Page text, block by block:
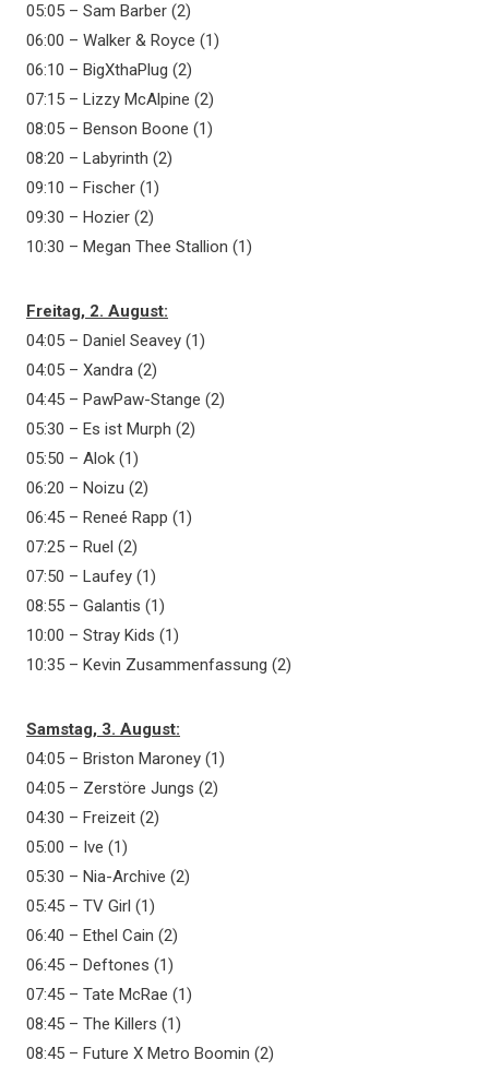
05:05 – Sam Barber (2)
06:00 – Walker & Royce (1)
06:10 – BigXthaPlug (2)
07:15 – Lizzy McAlpine (2)
08:05 – Benson Boone (1)
08:20 – Labyrinth (2)
09:10 – Fischer (1)
09:30 – Hozier (2)
10:30 – Megan Thee Stallion (1)
Freitag, 2. August:
04:05 – Daniel Seavey (1)
04:05 – Xandra (2)
04:45 – PawPaw-Stange (2)
05:30 – Es ist Murph (2)
05:50 – Alok (1)
06:20 – Noizu (2)
06:45 – Reneé Rapp (1)
07:25 – Ruel (2)
07:50 – Laufey (1)
08:55 – Galantis (1)
10:00 – Stray Kids (1)
10:35 – Kevin Zusammenfassung (2)
Samstag, 3. August:
04:05 – Briston Maroney (1)
04:05 – Zerstöre Jungs (2)
04:30 – Freizeit (2)
05:00 – Ive (1)
05:30 – Nia-Archive (2)
05:45 – TV Girl (1)
06:40 – Ethel Cain (2)
06:45 – Deftones (1)
07:45 – Tate McRae (1)
08:45 – The Killers (1)
08:45 – Future X Metro Boomin (2)